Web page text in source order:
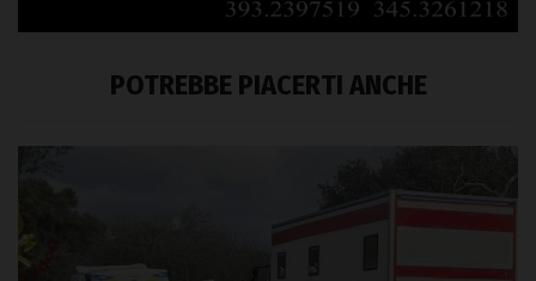
POTREBBE PIACERTI ANCHE